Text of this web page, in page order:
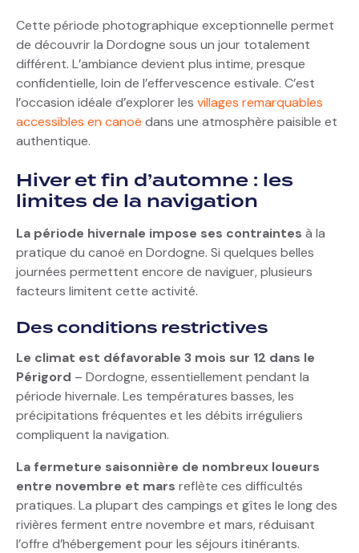
Cette période photographique exceptionnelle permet
de découvrir la Dordogne sous un jour totalement
différent. L’ambiance devient plus intime, presque
confidentielle, loin de l’effervescence estivale. C’est
l’occasion idéale d’explorer les villages remarquables
accessibles en canoë dans une atmosphère paisible et
authentique.
Hiver et fin d’automne : les
limites de la navigation
La période hivernale impose ses contraintes à la
pratique du canoë en Dordogne. Si quelques belles
journées permettent encore de naviguer, plusieurs
facteurs limitent cette activité.
Des conditions restrictives
Le climat est défavorable 3 mois sur 12 dans le
Périgord – Dordogne, essentiellement pendant la
période hivernale. Les températures basses, les
précipitations fréquentes et les débits irréguliers
compliquent la navigation.
La fermeture saisonnière de nombreux loueurs
entre novembre et mars reflète ces difficultés
pratiques. La plupart des campings et gîtes le long des
rivières ferment entre novembre et mars, réduisant
l’offre d’hébergement pour les séjours itinérants.